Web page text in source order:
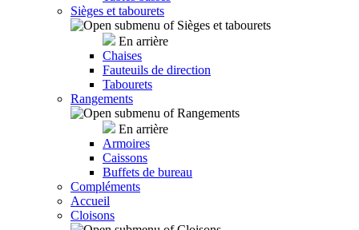
Sièges et tabourets
En arrière
Chaises
Fauteuils de direction
Tabourets
Rangements
En arrière
Armoires
Caissons
Buffets de bureau
Compléments
Accueil
Cloisons